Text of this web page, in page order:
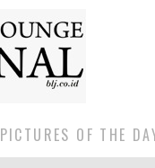
PICTURES OF THE